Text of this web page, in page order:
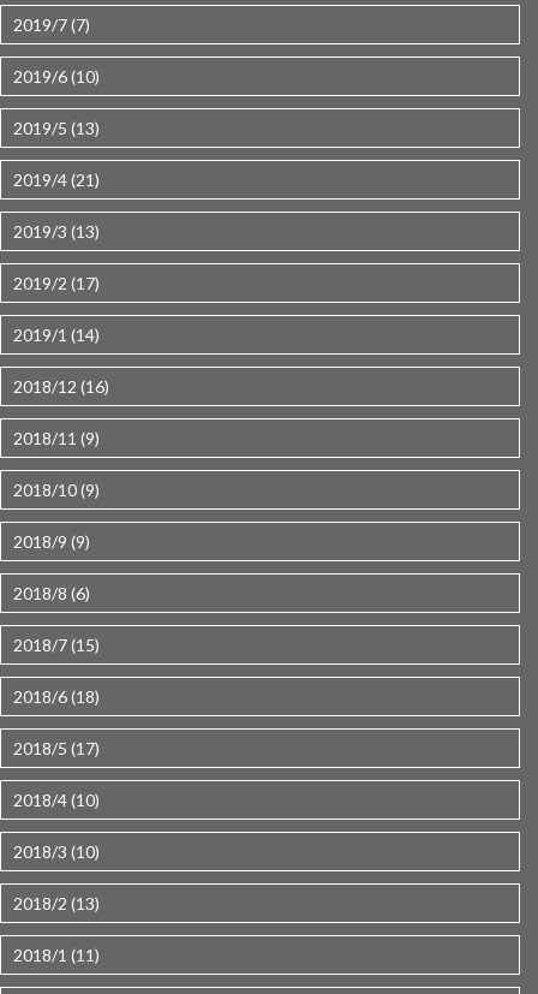
2019/7 (7)
2019/6 (10)
2019/5 (13)
2019/4 (21)
2019/3 (13)
2019/2 (17)
2019/1 (14)
2018/12 (16)
2018/11 (9)
2018/10 (9)
2018/9 (9)
2018/8 (6)
2018/7 (15)
2018/6 (18)
2018/5 (17)
2018/4 (10)
2018/3 (10)
2018/2 (13)
2018/1 (11)